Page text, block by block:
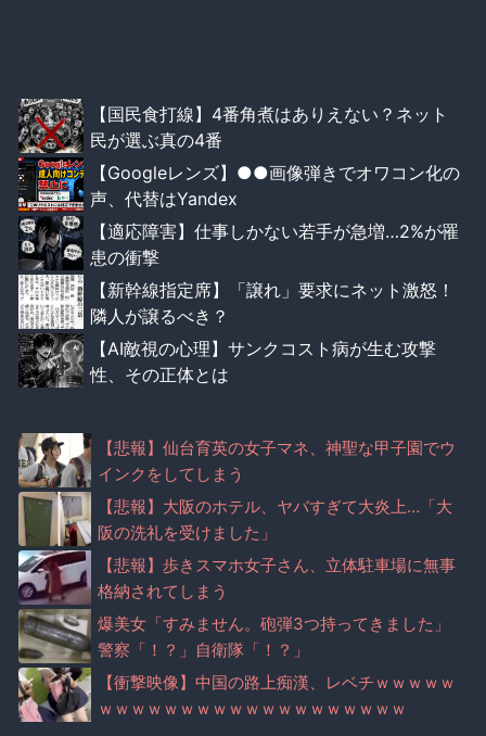
【国民食打線】4番角煮はありえない？ネット
民が選ぶ真の4番
【Googleレンズ】●●画像弾きでオワコン化の
声、代替はYandex
【適応障害】仕事しかない若手が急増…2%が罹
患の衝撃
【新幹線指定席】「譲れ」要求にネット激怒！
隣人が譲るべき？
【AI敵視の心理】サンクコスト病が生む攻撃
性、その正体とは
【悲報】仙台育英の女子マネ、神聖な甲子園でウ
インクをしてしまう
【悲報】大阪のホテル、ヤバすぎて大炎上…「大
阪の洗礼を受けました」
【悲報】歩きスマホ女子さん、立体駐車場に無事
格納されてしまう
爆美女「すみません。砲弾3つ持ってきました」
警察「！？」自衛隊「！？」
【衝撃映像】中国の路上痴漢、レベチｗｗｗｗｗ
ｗｗｗｗｗｗｗｗｗｗｗｗｗｗｗｗｗｗｗ